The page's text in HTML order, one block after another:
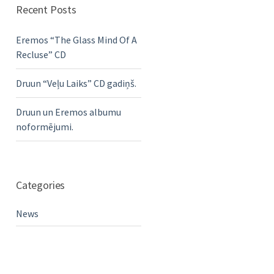
Recent Posts
Eremos “The Glass Mind Of A
Recluse” CD
Druun “Veļu Laiks” CD gadiņš.
Druun un Eremos albumu
noformējumi.
Categories
News